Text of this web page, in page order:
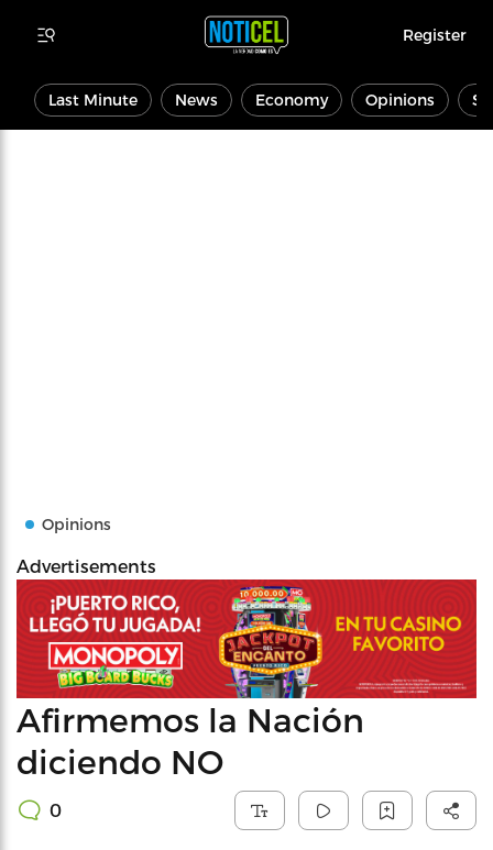
Register
Last Minute News Economy Opinions
Opinions
Advertisements
Afirmemos la Nación
diciendo NO
0